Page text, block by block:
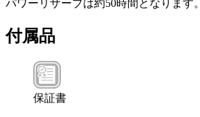
パワーリザーブは約50時間となります。
付属品
保証書